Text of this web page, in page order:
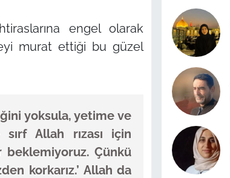
engel olarak
murat ettiği bu güzel
yoksula, yetime ve
Allah rızası için
beklemiyoruz. Çünkü
korkarız.’ Allah da